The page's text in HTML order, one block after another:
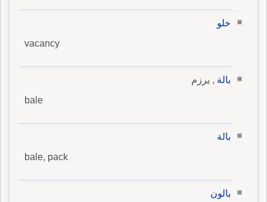
خلو
vacancy
بالة , يرزم
bale
بالة
bale, pack
بالون